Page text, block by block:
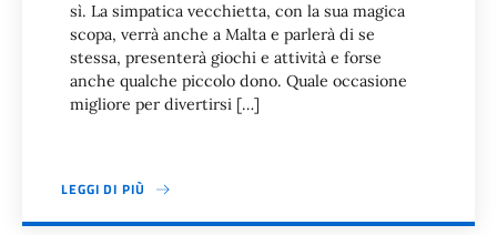
sì. La simpatica vecchietta, con la sua magica
scopa, verrà anche a Malta e parlerà di se
stessa, presenterà giochi e attività e forse
anche qualche piccolo dono. Quale occasione
migliore per divertirsi […]
LEGGI DI PIÙ